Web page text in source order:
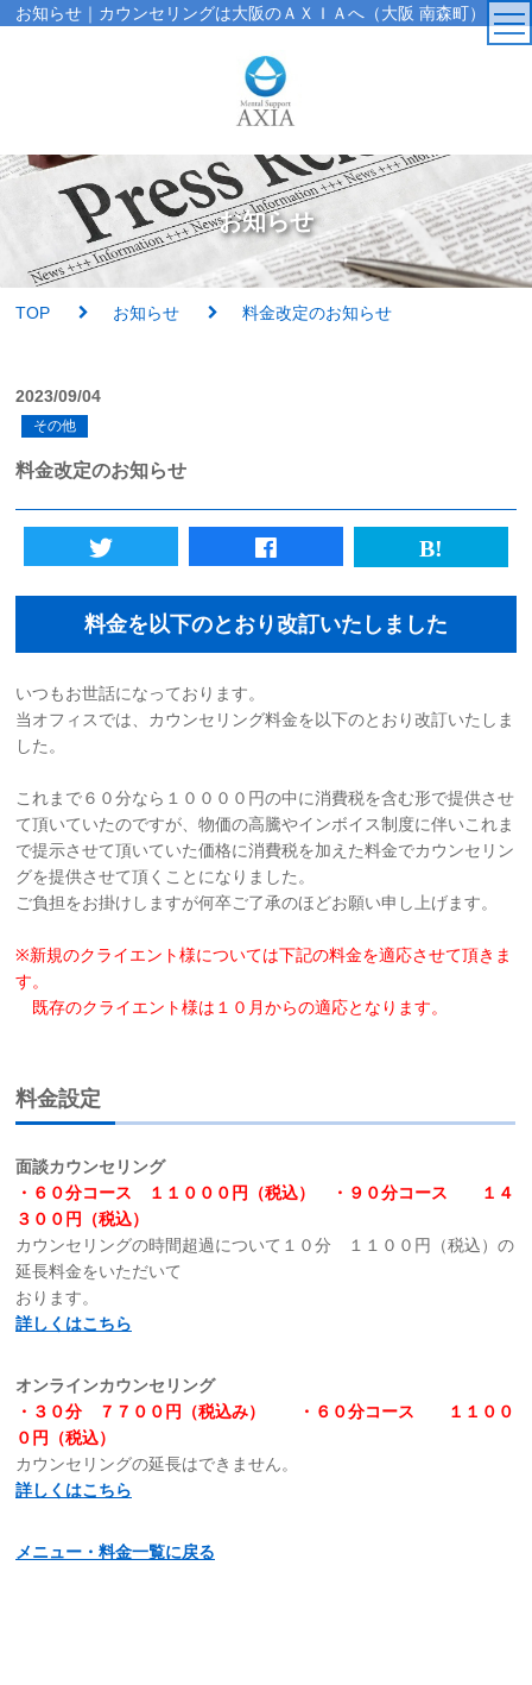
お知らせ｜カウンセリングは大阪のＡＸＩＡへ（大阪 南森町）
カウンセラー
アクセス・受付時間
サービス・料金一覧
実績紹介
初めての方へ
法人様向けサービス
ハラスメント対策資格
ブログ
会社概要
お問い合わせ
サイトマップ
リンク集
お知らせ
お知らせ
TOP お知らせ 料金改定のお知らせ
2023/09/04
その他
料金改定のお知らせ
料金を以下のとおり改訂いたしました
いつもお世話になっております。
当オフィスでは、カウンセリング料金を以下のとおり改訂いたしま
した。
これまで６０分なら１００００円の中に消費税を含む形で提供させ
て頂いていたのですが、物価の高騰やインボイス制度に伴いこれま
で提示させて頂いていた価格に消費税を加えた料金でカウンセリン
グを提供させて頂くことになりました。
ご負担をお掛けしますが何卒ご了承のほどお願い申し上げます。
※新規のクライエント様については下記の料金を適応させて頂きま
す。
既存のクライエント様は１０月からの適応となります。